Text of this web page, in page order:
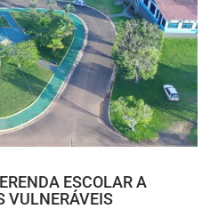
ESCOLAR A
VULNERÁVEIS